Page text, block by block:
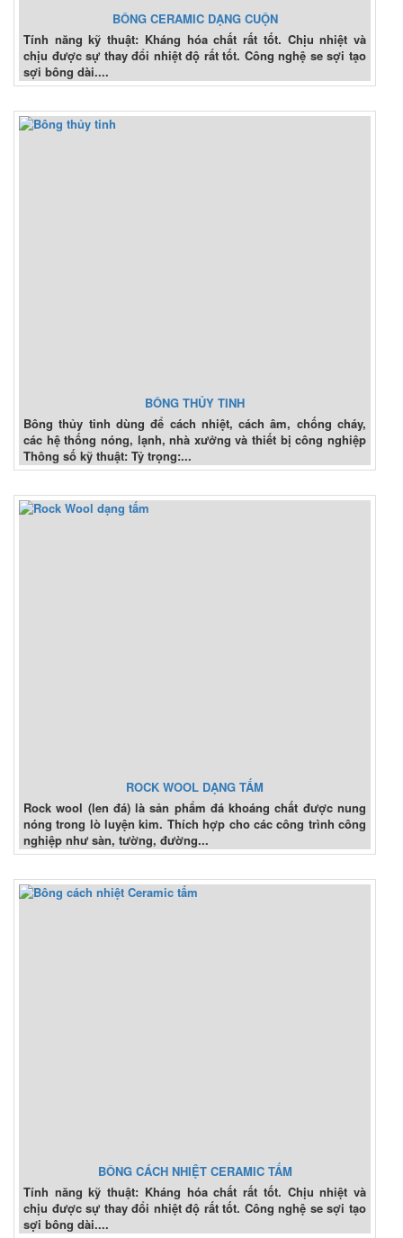
BÔNG CERAMIC DẠNG CUỘN
Tính năng kỹ thuật: Kháng hóa chất rất tốt. Chịu nhiệt và
chịu được sự thay đổi nhiệt độ rất tốt. Công nghệ se sợi tạo
sợi bông dài....
BÔNG THỦY TINH
Bông thủy tinh dùng để cách nhiệt, cách âm, chống cháy,
các hệ thống nóng, lạnh, nhà xưởng và thiết bị công nghiệp
Thông số kỹ thuật: Tỷ trọng:...
ROCK WOOL DẠNG TẤM
Rock wool (len đá) là sản phẩm đá khoáng chất được nung
nóng trong lò luyện kim. Thích hợp cho các công trình công
nghiệp như sàn, tường, đường...
BÔNG CÁCH NHIỆT CERAMIC TẤM
Tính năng kỹ thuật: Kháng hóa chất rất tốt. Chịu nhiệt và
chịu được sự thay đổi nhiệt độ rất tốt. Công nghệ se sợi tạo
sợi bông dài....